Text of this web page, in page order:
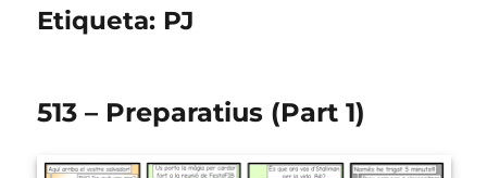
Etiqueta: PJ
513 – Preparatius (Part 1)